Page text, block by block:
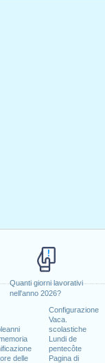
Quanti giorni lavorativi
nell'anno 2026?
delle
Configurazione
Vaca.
scolastiche
Lundi de
pentecôte
Pagina di